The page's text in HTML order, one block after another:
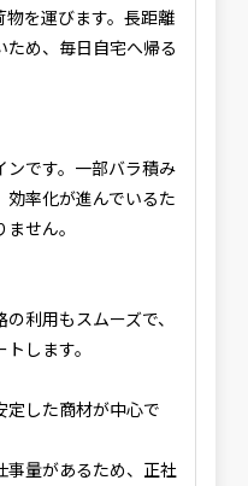
を運びます。長距離
め、毎日自宅へ帰る
ンです。一部バラ積み
率化が進んでいるた
せん。
利用もスムーズで、
します。
定した商材が中心で
事量があるため、正社